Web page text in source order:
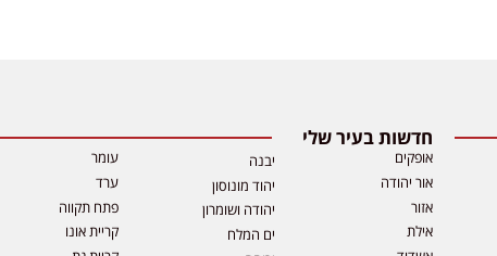
חדשות בעיר שלי
אופקים
אור יהודה
אזור
אילת
יבנה
יהוד מונוסון
יהודה ושומרון
ים המלח
עומר
ערד
פתח תקווה
קריית אונו